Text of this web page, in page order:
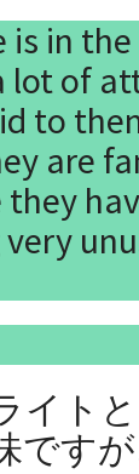
is in the
lot of
to
are
they
イト
です